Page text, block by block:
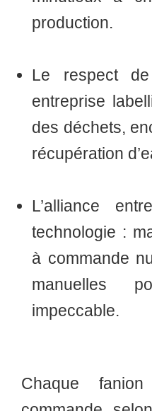
production.
Le respect de
entreprise
des déchets,
récupération
L’alliance
technologie :
à commande
manuelles
impeccable.
Chaque